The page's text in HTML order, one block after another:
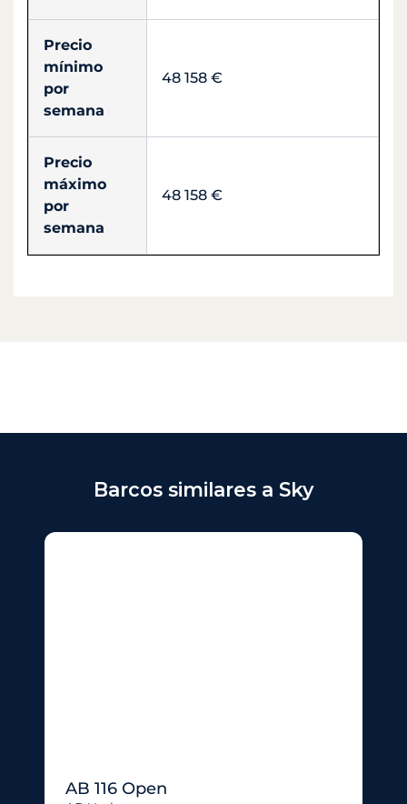
Precio
mínimo
por
semana
48 158 €
Precio
máximo
por
semana
48 158 €
Barcos similares a Sky
AB 116 Open